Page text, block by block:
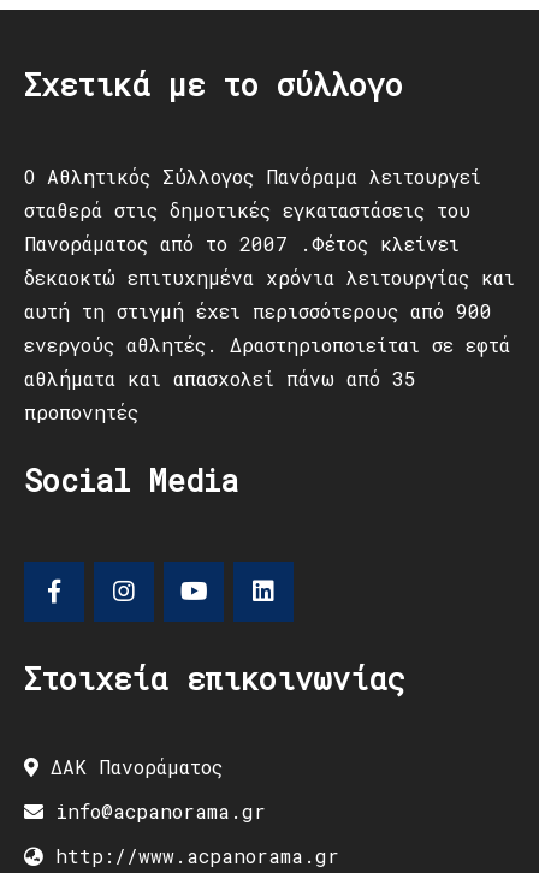
Σχετικά με το σύλλογο
Ο Αθλητικός Σύλλογος Πανόραμα λειτουργεί
σταθερά στις δημοτικές εγκαταστάσεις του
Πανοράματος από το 2007 .Φέτος κλείνει
δεκαοκτώ επιτυχημένα χρόνια λειτουργίας και
αυτή τη στιγμή έχει περισσότερους από 900
ενεργούς αθλητές. Δραστηριοποιείται σε εφτά
αθλήματα και απασχολεί πάνω από 35
προπονητές
Social Media
Στοιχεία επικοινωνίας
ΔΑΚ Πανοράματος
info@acpanorama.gr
http://www.acpanorama.gr